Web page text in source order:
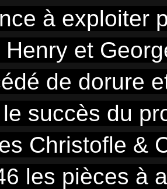
à exploiter
et
de dorure
succès du
Christofle &
les pièces à